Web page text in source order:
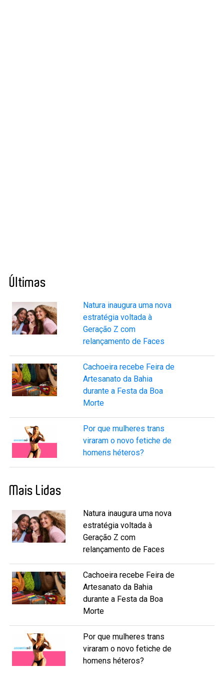
Últimas
Natura inaugura uma nova
estratégia voltada à
Geração Z com
relançamento de Faces
Cachoeira recebe Feira de
Artesanato da Bahia
durante a Festa da Boa
Morte
Por que mulheres trans
viraram o novo fetiche de
homens héteros?
Mais Lidas
Natura inaugura uma nova
estratégia voltada à
Geração Z com
relançamento de Faces
Cachoeira recebe Feira de
Artesanato da Bahia
durante a Festa da Boa
Morte
Por que mulheres trans
viraram o novo fetiche de
homens héteros?